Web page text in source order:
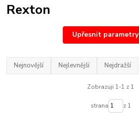
Rexton
Upřesnit parametry
Nejnovější Nejlevnější Nejdražší
Zobrazuji 1-1 z 1
strana z 1